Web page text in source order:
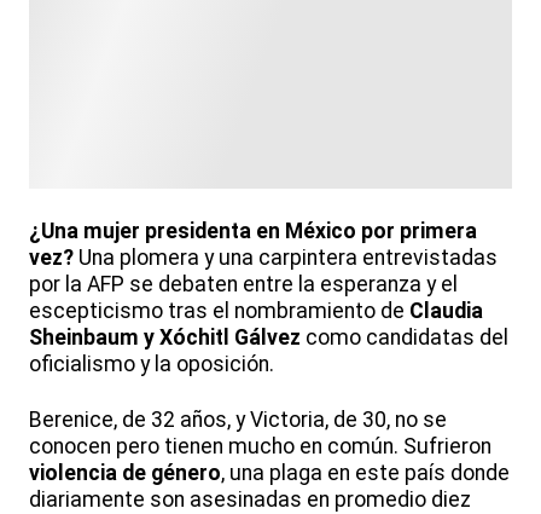
¿Una mujer presidenta en México por primera
vez? Una plomera y una carpintera entrevistadas
por la AFP se debaten entre la esperanza y el
escepticismo tras el nombramiento de Claudia
Sheinbaum y Xóchitl Gálvez como candidatas del
oficialismo y la oposición.
Berenice, de 32 años, y Victoria, de 30, no se
conocen pero tienen mucho en común. Sufrieron
violencia de género, una plaga en este país donde
diariamente son asesinadas en promedio diez